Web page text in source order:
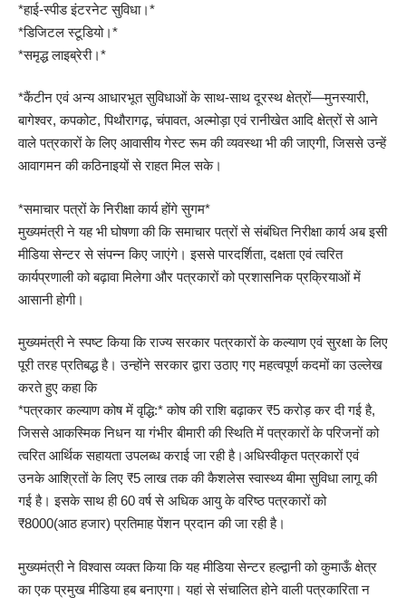
*हाई-स्पीड इंटरनेट सुविधा।*
*डिजिटल स्टूडियो।*
*समृद्ध लाइब्रेरी।*
*कैंटीन एवं अन्य आधारभूत सुविधाओं के साथ-साथ दूरस्थ क्षेत्रों—मुनस्यारी,
बागेश्वर, कपकोट, पिथौरागढ़, चंपावत, अल्मोड़ा एवं रानीखेत आदि क्षेत्रों से आने
वाले पत्रकारों के लिए आवासीय गेस्ट रूम की व्यवस्था भी की जाएगी, जिससे उन्हें
आवागमन की कठिनाइयों से राहत मिल सके।
*समाचार पत्रों के निरीक्षा कार्य होंगे सुगम*
मुख्यमंत्री ने यह भी घोषणा की कि समाचार पत्रों से संबंधित निरीक्षा कार्य अब इसी
मीडिया सेन्टर से संपन्न किए जाएंगे। इससे पारदर्शिता, दक्षता एवं त्वरित
कार्यप्रणाली को बढ़ावा मिलेगा और पत्रकारों को प्रशासनिक प्रक्रियाओं में
आसानी होगी।
मुख्यमंत्री ने स्पष्ट किया कि राज्य सरकार पत्रकारों के कल्याण एवं सुरक्षा के लिए
पूरी तरह प्रतिबद्ध है। उन्होंने सरकार द्वारा उठाए गए महत्वपूर्ण कदमों का उल्लेख
करते हुए कहा कि
*पत्रकार कल्याण कोष में वृद्धि:* कोष की राशि बढ़ाकर ₹5 करोड़ कर दी गई है,
जिससे आकस्मिक निधन या गंभीर बीमारी की स्थिति में पत्रकारों के परिजनों को
त्वरित आर्थिक सहायता उपलब्ध कराई जा रही है।अधिस्वीकृत पत्रकारों एवं
उनके आश्रितों के लिए ₹5 लाख तक की कैशलेस स्वास्थ्य बीमा सुविधा लागू की
गई है। इसके साथ ही 60 वर्ष से अधिक आयु के वरिष्ठ पत्रकारों को
₹8000(आठ हजार) प्रतिमाह पेंशन प्रदान की जा रही है।
मुख्यमंत्री ने विश्वास व्यक्त किया कि यह मीडिया सेन्टर हल्द्वानी को कुमाऊँ क्षेत्र
का एक प्रमुख मीडिया हब बनाएगा। यहां से संचालित होने वाली पत्रकारिता न